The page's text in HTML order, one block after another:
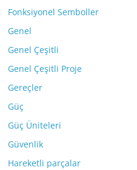
Fonksiyonel Semboller
Genel
Genel Çeşitli
Genel Çeşitli Proje
Gereçler
Güç
Güç Üniteleri
Güvenlik
Hareketli parçalar